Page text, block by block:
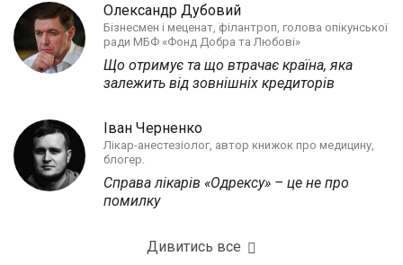
Олександр Дубовий
Бізнесмен і меценат, філантроп, голова опікунської
ради МБФ «Фонд Добра та Любові»
Що отримує та що втрачає країна, яка
залежить від зовнішніх кредиторів
Іван Черненко
Лікар-анестезіолог, автор книжок про медицину,
блогер.
Справа лікарів «Одрексу» – це не про
помилку
Дивитись все